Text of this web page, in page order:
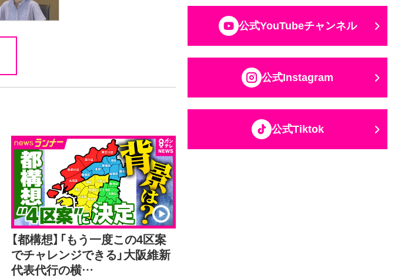
【都構想】「もう一度この4区案
でチャレンジできる」大阪維新
代表代行の横…
公式YouTubeチャンネル
公式Instagram
公式Tiktok